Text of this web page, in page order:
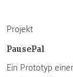
Projekt
PausePal
Ein Prototyp